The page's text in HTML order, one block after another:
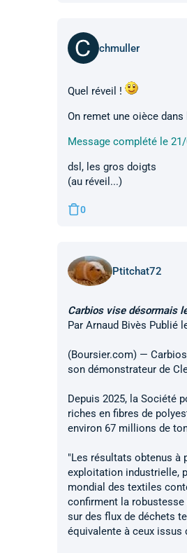
chmuller
Quel réveil !
On remet une oièce dans
Message complété le
dsl, les gros doigts
(au réveil...)
0
Ptitchat72
Carbios vise désormais
Par Arnaud Bivès Publié
(Boursier.com) —
son démonstrateur de
Depuis 2025, la Société
riches en fibres de
environ 67 millions de
"Les résultats obtenus à
exploitation industrielle,
mondial des textiles
confirment la robustesse
sur des flux de déchets
équivalente à ceux issus